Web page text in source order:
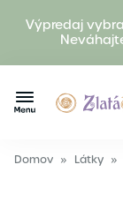
Výpredaj
Domov » Látky »